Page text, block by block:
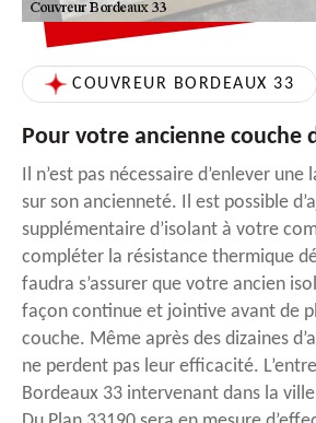
COUVREUR BORDEAUX 33
Pour votre ancienne couche
Il n’est pas nécessaire d’enlever une
sur son ancienneté. Il est possible
supplémentaire d’isolant à votre
compléter la résistance thermique
faudra s’assurer que votre ancien
façon continue et jointive avant de
couche. Même après des dizaines
ne perdent pas leur efficacité.
Bordeaux 33 intervenant dans la